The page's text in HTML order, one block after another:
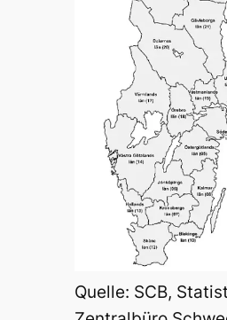
Quelle: SCB,